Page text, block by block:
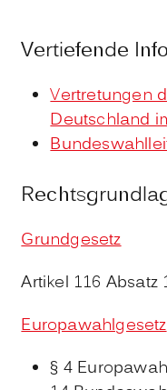
Vertiefende
Vertretungen
Deutschland
Grundgesetz
Artikel 116 Absatz
Europawahlgesetz
§ 4